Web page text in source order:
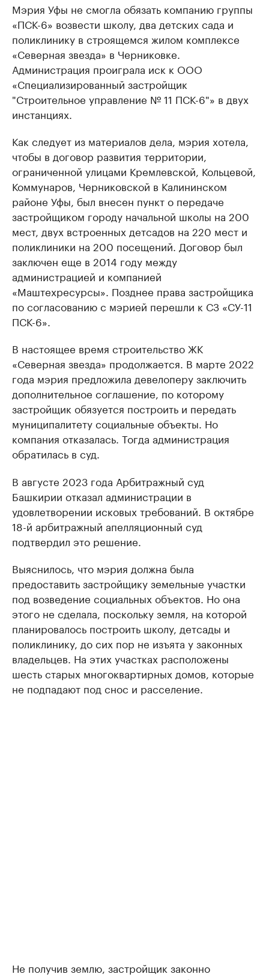
Мэрия Уфы не смогла обязать компанию группы
«ПСК-6» возвести школу, два детских сада и
поликлинику в строящемся жилом комплексе
«Северная звезда» в Черниковке.
Администрация проиграла иск к ООО
«Специализированный застройщик
"Строительное управление № 11 ПСК-6"» в двух
инстанциях.
Как следует из материалов дела, мэрия хотела,
чтобы в договор развития территории,
ограниченной улицами Кремлевской, Кольцевой,
Коммунаров, Черниковской в Калининском
районе Уфы, был внесен пункт о передаче
застройщиком городу начальной школы на 200
мест, двух встроенных детсадов на 220 мест и
поликлиники на 200 посещений. Договор был
заключен еще в 2014 году между
администрацией и компанией
«Маштехресурсы». Позднее права застройщика
по согласованию с мэрией перешли к СЗ «СУ-11
ПСК-6».
В настоящее время строительство ЖК
«Северная звезда» продолжается. В марте 2022
года мэрия предложила девелоперу заключить
дополнительное соглашение, по которому
застройщик обязуется построить и передать
муниципалитету социальные объекты. Но
компания отказалась. Тогда администрация
обратилась в суд.
В августе 2023 года Арбитражный суд
Башкирии отказал администрации в
удовлетворении исковых требований. В октябре
18-й арбитражный апелляционный суд
подтвердил это решение.
Выяснилось, что мэрия должна была
предоставить застройщику земельные участки
под возведение социальных объектов. Но она
этого не сделала, поскольку земля, на которой
планировалось построить школу, детсады и
поликлинику, до сих пор не изъята у законных
владельцев. На этих участках расположены
шесть старых многоквартирных домов, которые
не подпадают под снос и расселение.
Не получив землю, застройщик законно